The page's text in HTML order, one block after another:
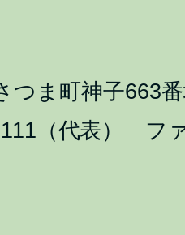
つま町神子663
（代表） フ